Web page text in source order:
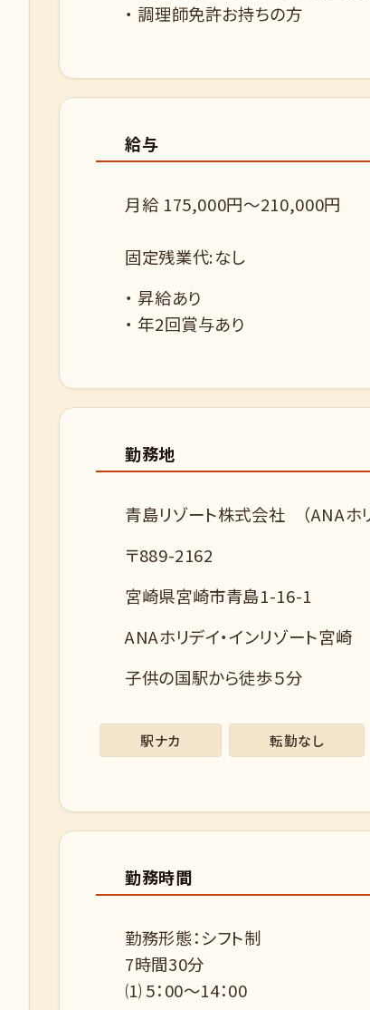
・ 調理師免許お持ちの方
給与
月給 175,000円～210,000円
固定残業代:なし
・ 昇給あり
・ 年2回賞与あり
勤務地
青島リゾート株式会社 （ANAホリ
〒889-2162
宮崎県宮崎市青島1-16-1
ANAホリデイ・インリゾート宮崎
子供の国駅から徒歩５分
駅ナカ 転勤なし
勤務時間
勤務形態：シフト制
7時間30分
⑴ 5：00～14：00